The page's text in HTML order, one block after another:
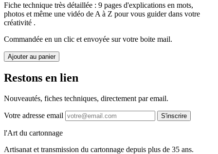
Fiche technique très détaillée : 9 pages d'explications en mots,
photos et même une vidéo de A à Z pour vous guider dans votre
créativité .
Commandée en un clic et envoyée sur votre boite mail.
Ajouter au panier
Restons en lien
Nouveautés, fiches techniques, directement par email.
Votre adresse email S'inscrire
l'Art du cartonnage
Artisanat et transmission du cartonnage depuis plus de 35 ans.